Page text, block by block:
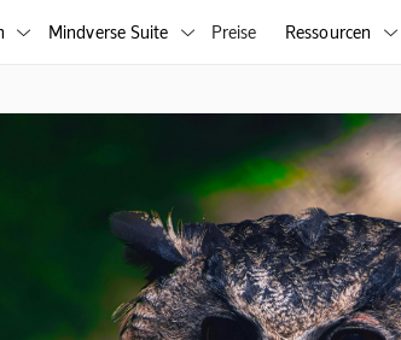
 Mindverse Suite  Preise Ressourcen 